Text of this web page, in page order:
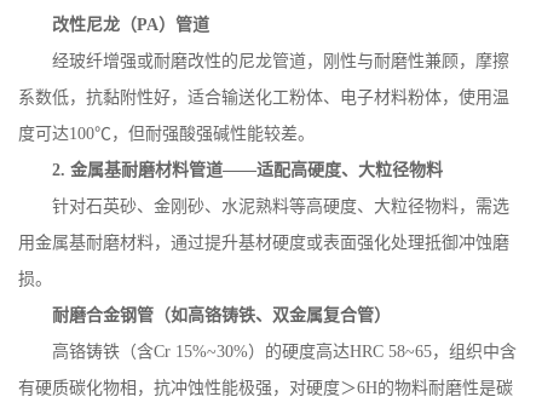
改性尼龙（PA）管道
经玻纤增强或耐磨改性的尼龙管道，刚性与耐磨性兼顾，摩擦
系数低，抗黏附性好，适合输送化工粉体、电子材料粉体，使用温
度可达100℃，但耐强酸强碱性能较差。
2.金属基耐磨材料管道——适配高硬度、大粒径物料
针对石英砂、金刚砂、水泥熟料等高硬度、大粒径物料，需选
用金属基耐磨材料，通过提升基材硬度或表面强化处理抵御冲蚀磨
损。
耐磨合金钢管（如高铬铸铁、双金属复合管）
高铬铸铁（含Cr 15%~30%）的硬度高达HRC 58~65，组织中含
有硬质碳化物相，抗冲蚀性能极强，对硬度＞6H的物料耐磨性是碳